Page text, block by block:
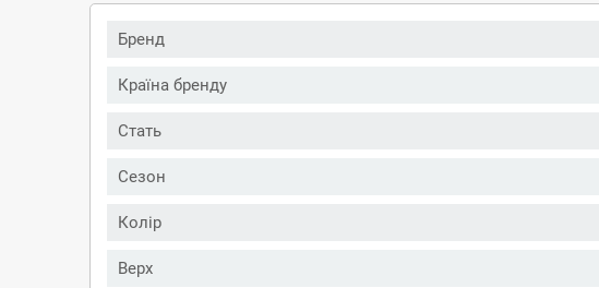
Бренд
Країна бренду
Стать
Сезон
Колір
Верх